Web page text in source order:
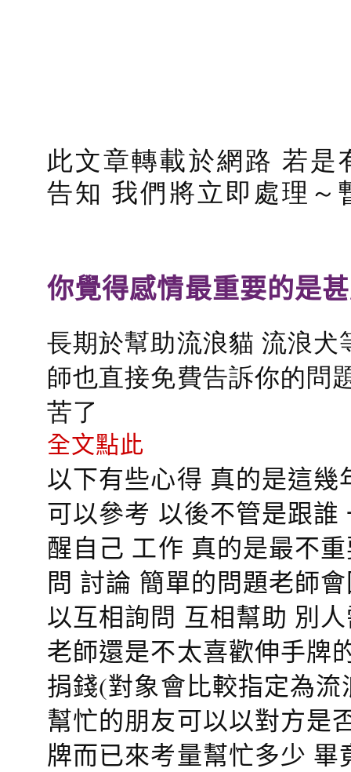
此文章轉載於網路 若
告知 我們將立即處理～
你覺得感情最重要的是
長期於幫助流浪貓 流浪
師也直接免費告訴你的問
苦了
全文點此
以下有些心得 真的是這
可以參考 以後不管是跟
醒自己 工作 真的是最不
問 討論 簡單的問題老師
以互相詢問 互相幫助 別
老師還是不太喜歡伸手牌
捐錢(對象會比較指定為
幫忙的朋友可以以對方是
牌而已來考量幫忙多少